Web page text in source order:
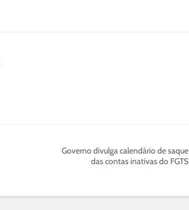
Governo divulga calendário de saque
das contas inativas do FGTS